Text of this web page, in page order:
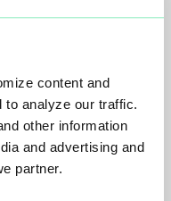
content and
to analyze our traffic.
other information
and advertising and
partner.
vi sender deg en mail
vilkår & vilkår for